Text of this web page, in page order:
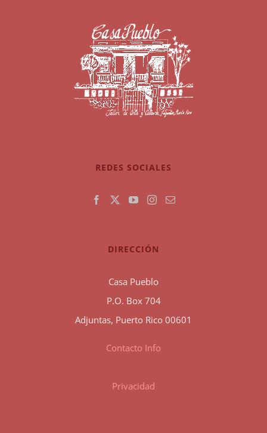
REDES SOCIALES
DIRECCIÓN
Casa Pueblo
P.O. Box 704
Adjuntas, Puerto Rico 00601
Contacto Info
Privacidad